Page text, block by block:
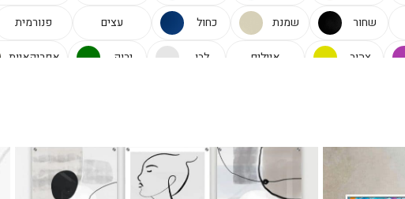
שחור שמנת כחול עצים פנורמית
צהוב איילים לבן ירוק אפריקאיות
תמונות מרובעות סוסים פנטזיה פילים